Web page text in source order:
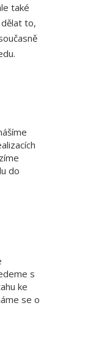
také
to,
do
s
ke
se o